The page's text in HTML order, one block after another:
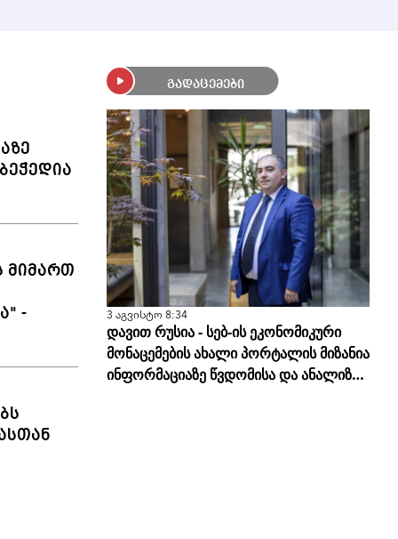
მიმართ
-
გადაცემები
3 აგვისტო 8:34
დავით რუსია - სებ-ის ეკონომიკური
მონაცემების ახალი პორტალის მიზანია
ინფორმაციაზე წვდომისა და ანალიზის